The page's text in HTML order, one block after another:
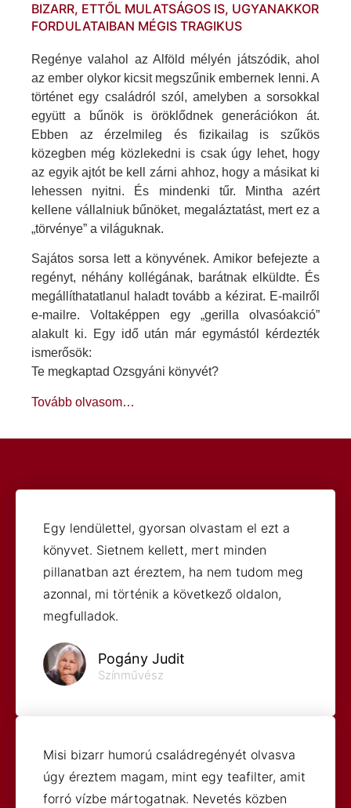
BIZARR, ETTŐL MULATSÁGOS IS, UGYANAKKOR
FORDULATAIBAN MÉGIS TRAGIKUS
Regénye valahol az Alföld mélyén játszódik, ahol
az ember olykor kicsit megszűnik embernek lenni. A
történet egy családról szól, amelyben a sorsokkal
együtt a bűnök is öröklődnek generációkon át.
Ebben az érzelmileg és fizikailag is szűkös
közegben még közlekedni is csak úgy lehet, hogy
az egyik ajtót be kell zárni ahhoz, hogy a másikat ki
lehessen nyitni. És mindenki tűr. Mintha azért
kellene vállalniuk bűnöket, megaláztatást, mert ez a
„törvénye” a világuknak.
Sajátos sorsa lett a könyvének. Amikor befejezte a
regényt, néhány kollégának, barátnak elküldte. És
megállíthatatlanul haladt tovább a kézirat. E-mailről
e-mailre. Voltaképpen egy „gerilla olvasóakció”
alakult ki. Egy idő után már egymástól kérdezték
ismerősök:
Te megkaptad Ozsgyáni könyvét?
Tovább olvasom…
Egy lendülettel, gyorsan olvastam el ezt a
könyvet. Sietnem kellett, mert minden
pillanatban azt éreztem, ha nem tudom meg
azonnal, mi történik a következő oldalon,
megfulladok.
Pogány Judit
Színművész
Misi bizarr humorú családregényét olvasva
úgy éreztem magam, mint egy teafilter, amit
forró vízbe mártogatnak. Nevetés közben